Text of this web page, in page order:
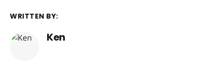
WRITTEN BY:
Ken